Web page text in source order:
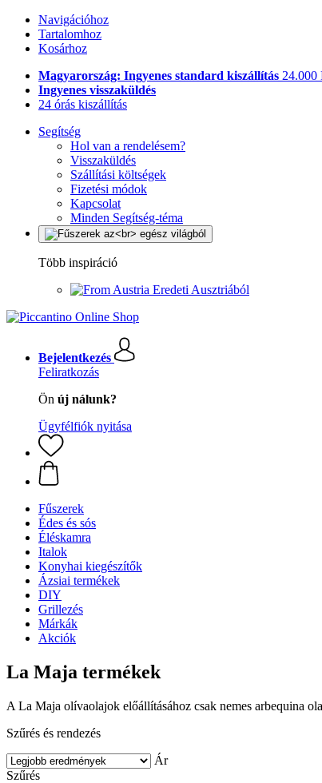
Navigációhoz
Tartalomhoz
Kosárhoz
Magyarország: Ingyenes standard kiszállítás 24.000
Ingyenes visszaküldés
24 órás kiszállítás
Segítség
Hol van a rendelésem?
Visszaküldés
Szállítási költségek
Fizetési módok
Kapcsolat
Minden Segítség-téma
Több inspiráció
Eredeti Ausztriából
Bejelentkezés
Feliratkozás
Ön új nálunk?
Ügyfélfiók nyitása
Fűszerek
Édes és sós
Éléskamra
Italok
Konyhai kiegészítők
Ázsiai termékek
DIY
Grillezés
Márkák
Akciók
La Maja termékek
A La Maja olívaolajok előállításához csak nemes arbequina
Szűrés és rendezés
Ár
Szűrés